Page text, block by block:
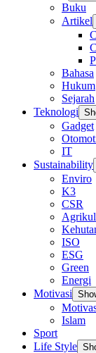
Buku
Artikel
Bahasa
Hukum
Sejarah
Teknologi
Gadget
IT
Sustainability
Enviro
K3
CSR
ISO
ESG
Green
Energi
Motivasi
Islam
Sport
Life Style